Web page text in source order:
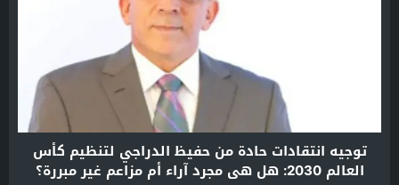
توجيه انتقادات حادة من حفيظ الدراجي لتنظيم كأس
العالم 2030: هل هي مجرد آراء أم مزاعم غير مبررة؟